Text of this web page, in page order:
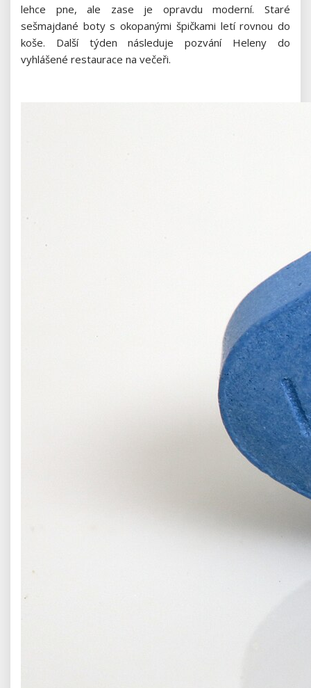
lehce pne, ale zase je opravdu moderní. Staré
sešmajdané boty s okopanými špičkami letí rovnou do
koše. Další týden následuje pozvání Heleny do
vyhlášené restaurace na večeři.